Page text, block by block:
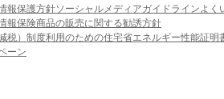
報保護方針ソーシャルメディアガイドラインよく
報保険商品の販売に関する勧誘方針
税）制度利用のための住宅省エネルギー性能証明
ーン